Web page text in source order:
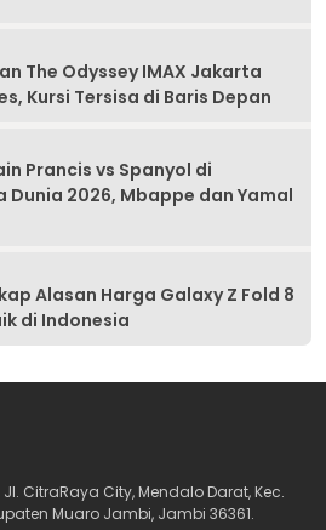
The Odyssey IMAX Jakarta
Kursi Tersisa di Baris Depan
Prancis vs Spanyol di
Dunia 2026, Mbappe dan Yamal
Alasan Harga Galaxy Z Fold 8
di Indonesia
Jl. CitraRaya City, Mendalo Darat, Kec.
Muaro Jambi, Jambi 36361.